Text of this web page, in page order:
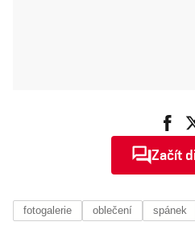
Začít
fotogalerie oblečení spánek